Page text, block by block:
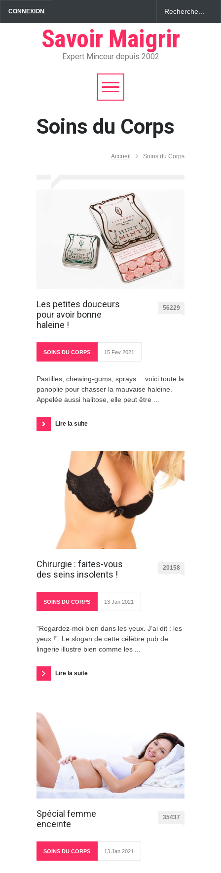
CONNEXION
Savoir Maigrir
Expert Minceur depuis 2002
Soins du Corps
Accueil Soins du Corps
Les petites douceurs
pour avoir bonne
haleine !
56229
SOINS DU CORPS 15 Fev 2021
Pastilles, chewing-gums, sprays… voici toute la
panoplie pour chasser la mauvaise haleine.
Appelée aussi halitose, elle peut être ...
Lire la suite
Chirurgie : faites-vous
des seins insolents !
20158
SOINS DU CORPS 13 Jan 2021
“Regardez-moi bien dans les yeux. J’ai dit : les
yeux !”. Le slogan de cette célèbre pub de
lingerie illustre bien comme les ...
Lire la suite
Spécial femme
enceinte
35437
SOINS DU CORPS 13 Jan 2021